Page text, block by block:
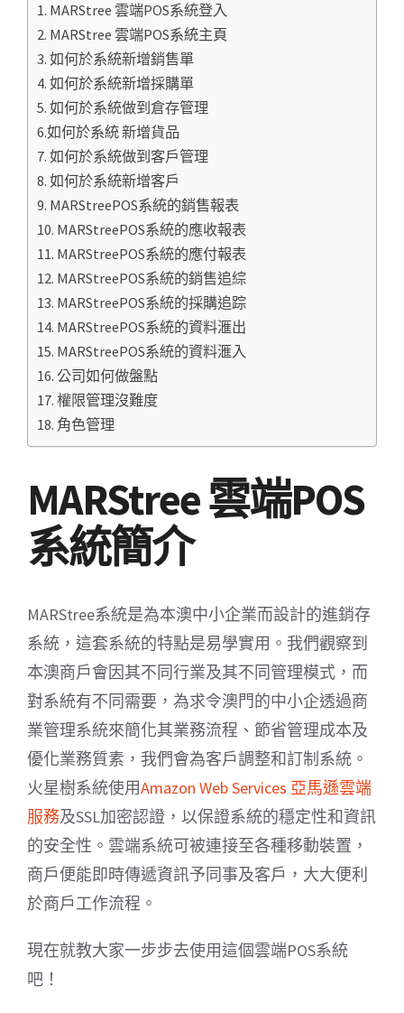
1. MARStree 雲端POS系統登入
2. MARStree 雲端POS系統主頁
3. 如何於系統新增銷售單
4. 如何於系統新增採購單
5. 如何於系統做到倉存管理
6.如何於系統 新增貨品
7. 如何於系統做到客戶管理
8. 如何於系統新增客戶
9. MARStreePOS系統的銷售報表
10. MARStreePOS系統的應收報表
11. MARStreePOS系統的應付報表
12. MARStreePOS系統的銷售追綜
13. MARStreePOS系統的採購追踪
14. MARStreePOS系統的資料滙出
15. MARStreePOS系統的資料滙入
16. 公司如何做盤點
17. 權限管理沒難度
18. 角色管理
MARStree 雲端POS
系統簡介
MARStree系統是為本澳中小企業而設計的進銷存
系統，這套系統的特點是易學實用。我們觀察到
本澳商戶會因其不同行業及其不同管理模式，而
對系統有不同需要，為求令澳門的中小企透過商
業管理系統來簡化其業務流程、節省管理成本及
優化業務質素，我們會為客戶調整和訂制系統。
火星樹系統使用Amazon Web Services 亞馬遜雲端
服務及SSL加密認證，以保證系統的穩定性和資訊
的安全性。雲端系統可被連接至各種移動裝置，
商戶便能即時傳遞資訊予同事及客戶，大大便利
於商戶工作流程。
現在就教大家一步步去使用這個雲端POS系統
吧！